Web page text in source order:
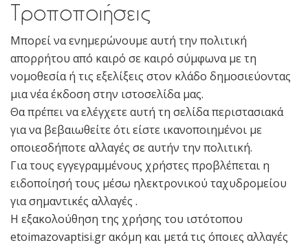
Τροποποιήσεις
Μπορεί να ενημερώνουμε αυτή την πολιτική
απορρήτου από καιρό σε καιρό σύμφωνα με τη
νομοθεσία ή τις εξελίξεις στον κλάδο δημοσιεύοντας
μια νέα έκδοση στην ιστοσελίδα μας.
Θα πρέπει να ελέγχετε αυτή τη σελίδα περιστασιακά
για να βεβαιωθείτε ότι είστε ικανοποιημένοι με
οποιεσδήποτε αλλαγές σε αυτήν την πολιτική.
Για τους εγγεγραμμένους χρήστες προβλέπεται η
ειδοποίησή τους μέσω ηλεκτρονικού ταχυδρομείου
για σημαντικές αλλαγές .
Η εξακολούθηση της χρήσης του ιστότοπου
etoimazovaptisi.gr ακόμη και μετά τις όποιες αλλαγές